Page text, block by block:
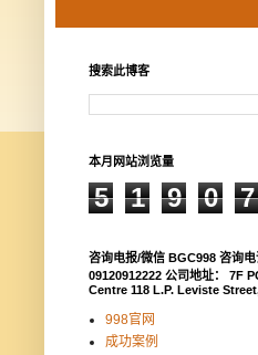
搜索此博客
本月网站浏览量
5 1 9 0 7
咨询电报/微信 BGC998 咨询电
09120912222 公司地址： 7F
Centre 118 L.P. Leviste
998官网
成功案例